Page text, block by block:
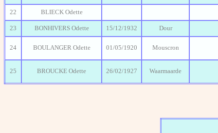
22 BLIECK Odette
23 BONHIVERS Odette 15/12/1932 Dour
24 BOULANGER Odette 01/05/1920 Mouscron
25 BROUCKE Odette 26/02/1927 Waarmaarde